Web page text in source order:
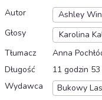
Autor
Ashley
Głosy
Karolina
Tłumacz
Anna
Długość
11 godzin
Wydawca
Bukowy Las